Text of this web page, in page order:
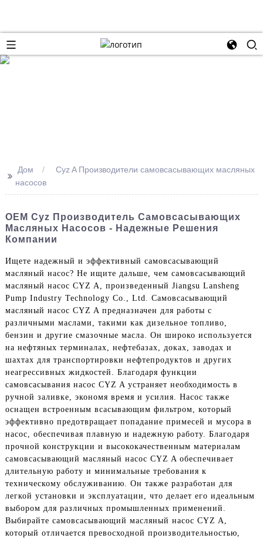
>> Дом
Cyz A Производители самовсасывающих масляных
насосов
OEM Cyz Производитель Самовсасывающих
Масляных Насосов - Надежные Решения
Компании
Ищете надежный и эффективный самовсасывающий
масляный насос? Не ищите дальше, чем самовсасывающий
масляный насос CYZ A, произведенный Jiangsu Lansheng
Pump Industry Technology Co., Ltd. Самовсасывающий
масляный насос CYZ A предназначен для работы с
различными маслами, такими как дизельное топливо,
бензин и другие смазочные масла. Он широко используется
на нефтяных терминалах, нефтебазах, доках, заводах и
шахтах для транспортировки нефтепродуктов и других
неагрессивных жидкостей. Благодаря функции
самовсасывания насос CYZ A устраняет необходимость в
ручной заливке, экономя время и усилия. Насос также
оснащен встроенным всасывающим фильтром, который
эффективно предотвращает попадание примесей и мусора в
насос, обеспечивая плавную и надежную работу. Благодаря
прочной конструкции и высококачественным материалам
самовсасывающий масляный насос CYZ A обеспечивает
длительную работу и минимальные требования к
техническому обслуживанию. Он также разработан для
легкой установки и эксплуатации, что делает его идеальным
выбором для различных промышленных применений.
Выбирайте самовсасывающий масляный насос CYZ A,
который отличается превосходной производительностью,